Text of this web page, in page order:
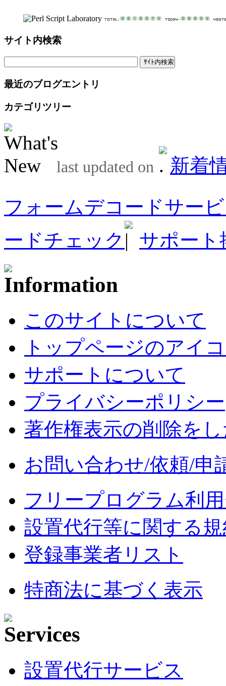
サイト内検索
最近のブログエントリ
カテゴリツリー
last updated on
新着
フォームデコードサー
ードチェック
サポート
このサイトについて
トップページのアイ
サポートについて
プライバシーポリシー
著作権表示の削除を
お問い合わせ/依頼/申
フリープログラム利
設置代行等に関する
登録事業者リスト
特商法に基づく表示
設置代行サービス